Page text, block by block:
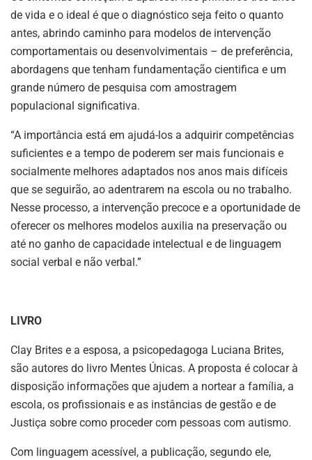
de vida e o ideal é que o diagnóstico seja feito o quanto
antes, abrindo caminho para modelos de intervenção
comportamentais ou desenvolvimentais – de preferência,
abordagens que tenham fundamentação cientifica e um
grande número de pesquisa com amostragem
populacional significativa.
“A importância está em ajudá-los a adquirir competências
suficientes e a tempo de poderem ser mais funcionais e
socialmente melhores adaptados nos anos mais difíceis
que se seguirão, ao adentrarem na escola ou no trabalho.
Nesse processo, a intervenção precoce e a oportunidade de
oferecer os melhores modelos auxilia na preservação ou
até no ganho de capacidade intelectual e de linguagem
social verbal e não verbal.”
LIVRO
Clay Brites e a esposa, a psicopedagoga Luciana Brites,
são autores do livro Mentes Únicas. A proposta é colocar à
disposição informações que ajudem a nortear a família, a
escola, os profissionais e as instâncias de gestão e de
Justiça sobre como proceder com pessoas com autismo.
Com linguagem acessível, a publicação, segundo ele,